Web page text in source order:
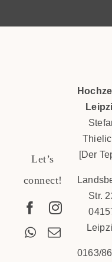
Let’s
connect!
[Der
Str.
0163/